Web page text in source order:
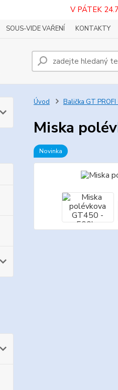
V PÁTEK
SOUS-VIDE VAŘENÍ KONTAKTY
Úvod Balička GT
Miska
Novinka